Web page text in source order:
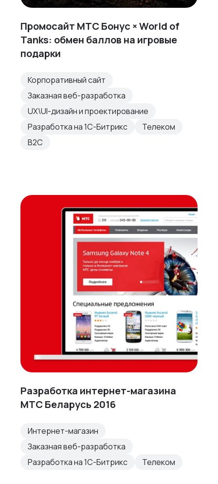
Промосайт МТС Бонус × World of
Tanks: обмен баллов на игровые
подарки
Корпоративный сайт
Заказная веб-разработка
UX\UI-дизайн и проектирование
Разработка на 1С-Битрикс
Телеком
B2C
Разработка интернет-магазина
МТС Беларусь 2016
Интернет-магазин
Заказная веб-разработка
Разработка на 1С-Битрикс
Телеком